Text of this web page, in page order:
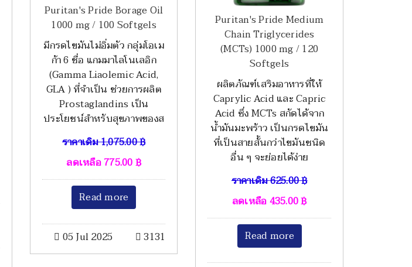
Puritan's Pride Borage Oil
1000 mg / 100 Softgels
มีกรดไขมันไม่อิ่มตัว กลุ่มโอเม
ก้า 6 ชื่อ แกมมาไลโนเลอิก
(Gamma Liaolemic Acid,
GLA ) ที่จำเป็น ช่วยการผลิต
Prostaglandins เป็น
ประโยชน์สำหรับสุขภาพของส
ราคาเดิม1,075.00฿
ลดเหลือ775.00฿
Read more
05 Jul 2025 3131
Puritan's Pride Medium
Chain Triglycerides
(MCTs) 1000 mg / 120
Softgels
ผลิตภัณฑ์เสริมอาหารที่ให้
Caprylic Acid และ Capric
Acid ซึ่ง MCTs สกัดได้จาก
น้ำมันมะพร้าว เป็นกรดไขมัน
ที่เป็นสายสั้นกว่าไขมันชนิด
อื่น ๆ จะย่อยได้ง่าย
ราคาเดิม625.00฿
ลดเหลือ435.00฿
Read more